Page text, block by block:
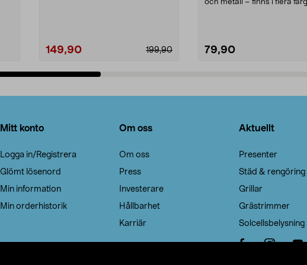
199,90
149,90
och metall – finns i flera
79,90
Mitt konto
Logga in/Registrera
Glömt lösenord
Min information
Min orderhistorik
Om oss
Om oss
Press
Investerare
Hållbarhet
Karriär
Aktuellt
Presenter
Städ & rengöring
Grillar
Grästrimmer
Solcellsbelysning